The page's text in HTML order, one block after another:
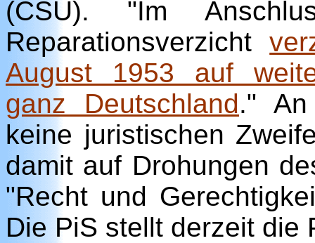
(CSU). "Im
Reparationsverzicht
August 1953 auf
ganz Deutschland." An
keine juristischen
damit auf Drohungen
"Recht und
Die PiS stellt derzeit die